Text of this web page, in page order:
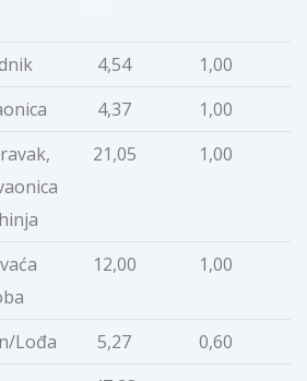
4,54 1,00
4,37 1,00
21,05 1,00
12,00 1,00
Lođa 5,27 0,60